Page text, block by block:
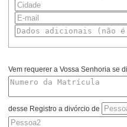
Vem requerer a Vossa Senhoria se
desse Registro a divórcio de